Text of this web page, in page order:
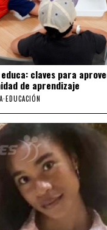
claves para
de aprendizaje
·EDUCACIÓN